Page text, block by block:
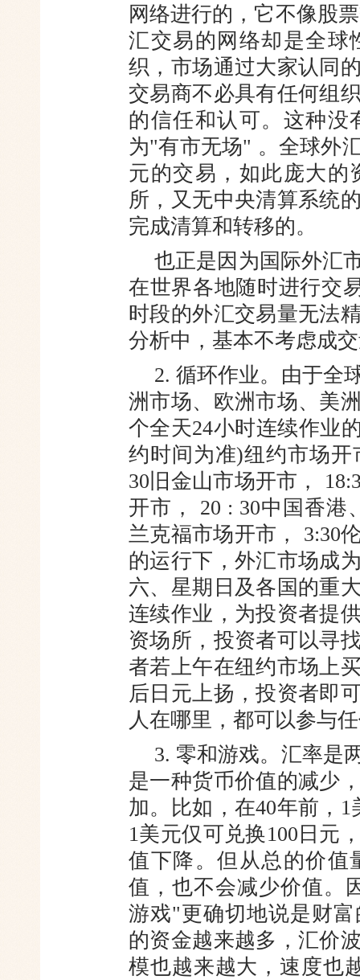
网络进行的，它不像股
汇交易的网络却是全球
织，市场通过大家认同
交易商不必具有任何组
的信任和认可。这种没
为"有市无场" 。全球外
元的交易，如此庞大的
所，又无中央清算系统
完成清算和转移的。
也正是因为国际外汇
在世界各地随时进行交
时段的外汇交易量无法
分析中，基本不考虑成
2. 循环作业。由于全
洲市场、 欧洲市场、美
个全天24小时连续作业
约时间为准)纽约市场开
30旧金山市场开市，
开市， 20 : 30中国香
兰克福市场开市， 3:30
的运行下，外汇市场成
六、星期日 及各国的重
连续作业，为投资者提
资场所，投资者可以寻
者若上午在纽约市场上
后日元上扬，投资者即
人在哪里，都可以参与
3. 零和游戏。汇率是
是一种货币价值的减少
加。比如，在40年前，1
1美元仅可兑换100日元
值下降。但从总的价值
值，也不会减少价值。
游戏"更确切地说是财
的资金越来越多，汇价
模也越来越大， 速度也